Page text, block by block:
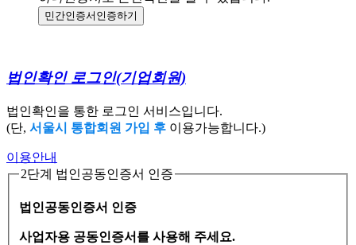
민간인증서 인증하기
법인확인 로그인(기업회원)
법인확인을 통한 로그인 서비스입니다.
(단, 서울시 통합회원 가입 후 이용가능합니다.)
이용안내
2단계 법인공동인증서 인증
법인공동인증서 인증
사업자용 공동인증서를 사용해 주세요.